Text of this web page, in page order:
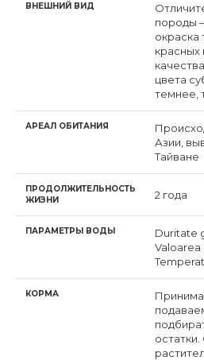
ВНЕШНИЙ ВИД
породы
окраска
красных
цвета
темнее,
АРЕАЛ ОБИТАНИЯ
Азии,
Тайване
ПРОДОЛЖИТЕЛЬНОСТЬ
ЖИЗНИ
2 года
ПАРАМЕТРЫ ВОДЫ
Duritate
Valoarea
КОРМА